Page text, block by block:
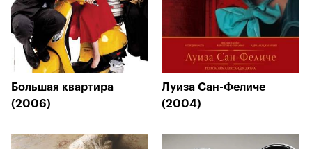
Большая квартира
(2006)
Луиза Сан-Феличе
(2004)